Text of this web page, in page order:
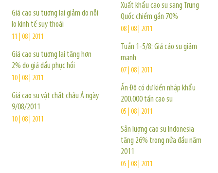
Giá cao su tương lai giảm do nỗi
lo kinh tế suy thoái
11 | 08 | 2011
Giá cao su tương lai tăng hơn
2% do giá dầu phục hồi
10 | 08 | 2011
Giá cao su vật chất châu Á ngày
9/08/2011
10 | 08 | 2011
Xuất khẩu cao su sang Trung
Quốc chiếm gần 70%
08 | 08 | 2011
Tuần 1-5/8: Giá cáo su giảm
mạnh
07 | 08 | 2011
Ấn Độ có dự kiến nhập khẩu
200.000 tấn cao su
05 | 08 | 2011
Sản lượng cao su Indonesia
tăng 26% trong nửa đầu năm
2011
05 | 08 | 2011